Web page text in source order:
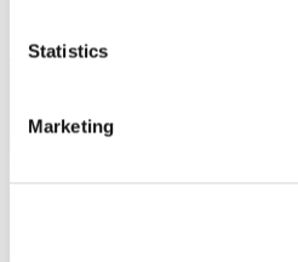
Statistics
Marketing